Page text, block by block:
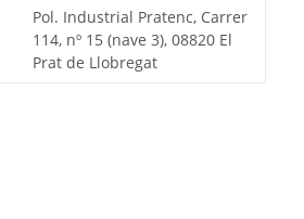
Pol. Industrial Pratenc, Carrer
114, nº 15 (nave 3), 08820 El
Prat de Llobregat